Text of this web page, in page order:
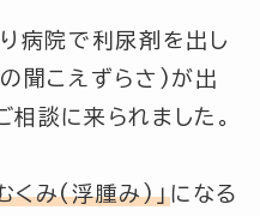
病院で利尿剤を出し
聞こえずらさ)が出
談に来られました。
くみ(浮腫み)」になる